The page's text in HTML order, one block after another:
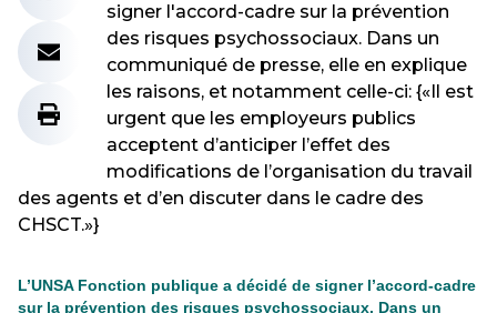
signer l'accord-cadre sur la prévention
des risques psychossociaux. Dans un
communiqué de presse, elle en explique
les raisons, et notamment celle-ci: {«Il est
urgent que les employeurs publics
acceptent d’anticiper l’effet des
modifications de l’organisation du travail
des agents et d’en discuter dans le cadre des
CHSCT.»}
L’UNSA Fonction publique a décidé de signer l’accord-cadre
sur la prévention des risques psychossociaux. Dans un